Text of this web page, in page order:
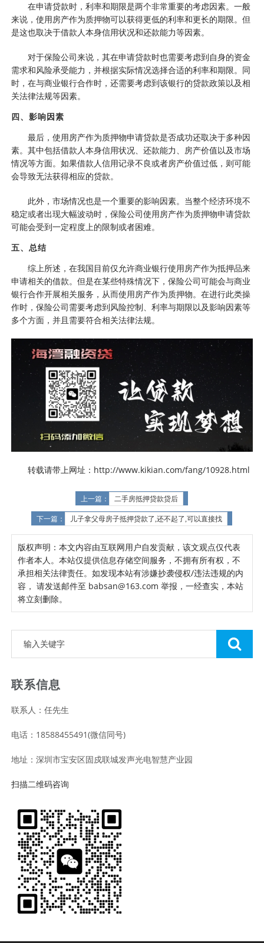
在申请贷款时，利率和期限是两个非常重要的考虑因素。一般
来说，使用房产作为质押物可以获得更低的利率和更长的期限。但
是这也取决于借款人本身信用状况和还款能力等因素。
对于保险公司来说，其在申请贷款时也需要考虑到自身的资金
需求和风险承受能力，并根据实际情况选择合适的利率和期限。同
时，在与商业银行合作时，还需要考虑到该银行的贷款政策以及相
关法律法规等因素。
四、影响因素
最后，使用房产作为质押物申请贷款是否成功还取决于多种因
素。其中包括借款人本身信用状况、还款能力、房产价值以及市场
情况等方面。如果借款人信用记录不良或者房产价值过低，则可能
会导致无法获得相应的贷款。
此外，市场情况也是一个重要的影响因素。当整个经济环境不
稳定或者出现大幅波动时，保险公司使用房产作为质押物申请贷款
可能会受到一定程度上的限制或者困难。
五、总结
综上所述，在我国目前仅允许商业银行使用房产作为抵押品来
申请相关的借款。但是在某些特殊情况下，保险公司可能会与商业
银行合作开展相关服务，从而使用房产作为质押物。在进行此类操
作时，保险公司需要考虑到风险控制、利率与期限以及影响因素等
多个方面，并且需要符合相关法律法规。
转载请带上网址：http://www.kikian.com/fang/10928.html
上一篇： 二手房抵押贷款贷后
下一篇： 儿子拿父母房子抵押贷款了,还不起了,可以直接找
版权声明：本文内容由互联网用户自发贡献，该文观点仅代表
作者本人。本站仅提供信息存储空间服务，不拥有所有权，不
承担相关法律责任。如发现本站有涉嫌抄袭侵权/违法违规的内
容， 请发送邮件至 babsan@163.com 举报，一经查实，本站
将立刻删除。
联系信息
联系人：任先生
电话：18588455491(微信同号)
地址：深圳市宝安区固戍联城发声光电智慧产业园
扫描二维码咨询